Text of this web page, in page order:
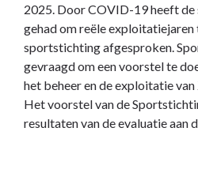
2025. Door COVID-19 heeft
gehad om reële exploitatiejaren
sportstichting afgesproken.
gevraagd om een voorstel te
het beheer en de exploitatie
Het voorstel van de
resultaten van de evaluatie aan